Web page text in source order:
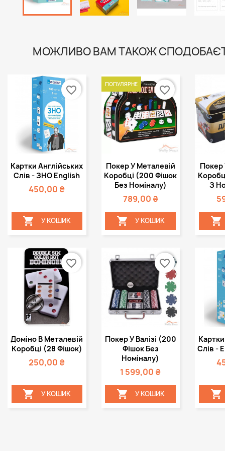
МОЖЛИВО ВАМ ТАКОЖ
Швидкий
перегляд
Картки Англійських
Слів - ЗНО English
450,00 ₴
 У КОШИК
favorite_border
Швидкий
перегляд
Покер У Металевій
Коробці (200 Фішок
Без Номіналу)
789,00 ₴
ПОПУЛЯРНЕ
 У КОШИК
favorite_border

Покер
З

Швидкий
перегляд
Доміно В Металевій
Коробці (28 Фішок)
250,00 ₴
 У КОШИК
favorite_border
Швидкий
перегляд
Покер У Валізі (200
Фішок Без
Номіналу)
1 599,00 ₴
 У КОШИК
favorite_border

Слів -
